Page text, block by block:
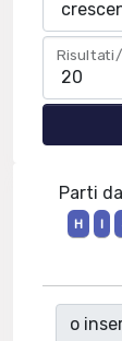
Parti
H
I
o